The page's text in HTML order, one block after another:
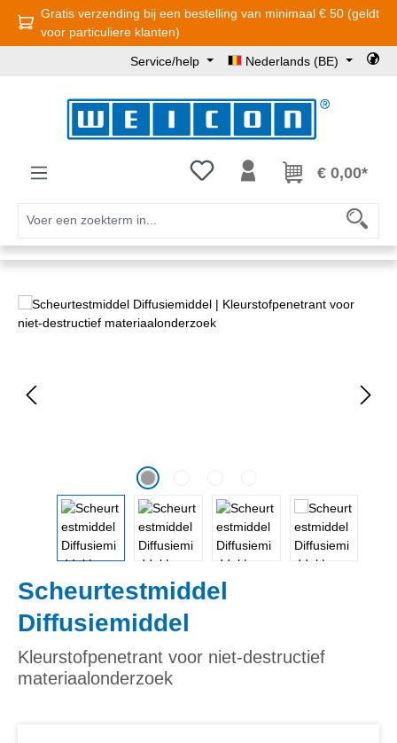
Ga naar de hoofdinhoud
Gratis verzending bij een bestelling van minimaal € 50 (geldt
voor particuliere klanten)
Service/help Nederlands (BE)
Je hebt 0 items op je€ 0,00*
Afbeeldingengalerij overslaan
Scheurtestmiddel
Diffusiemiddel
Kleurstofpenetrant voor niet-destructief
materiaalonderzoek